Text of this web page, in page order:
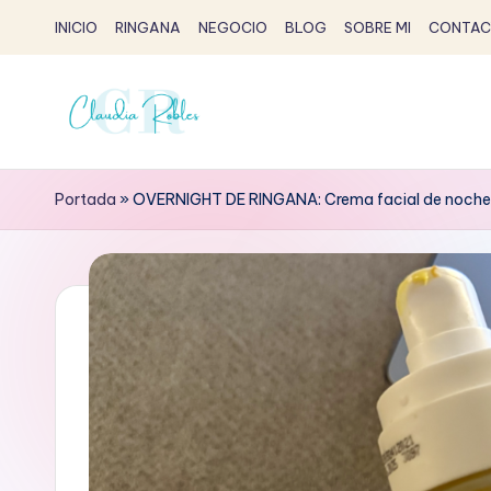
Saltar
contenido
INICIO RINGANA NEGOCIO BLOG SOBRE MI
C
l
u
Robles
Partner
Ringana
Portada »OVERNIGHT DE RINGANA: Crema facial de